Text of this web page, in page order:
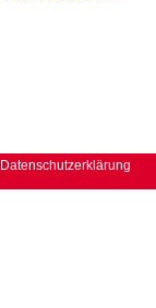
Datenschutzerklärung